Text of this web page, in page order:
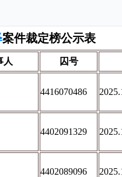
案件裁定榜公示表
人 囚号
4416070486
4402091329
4402089096